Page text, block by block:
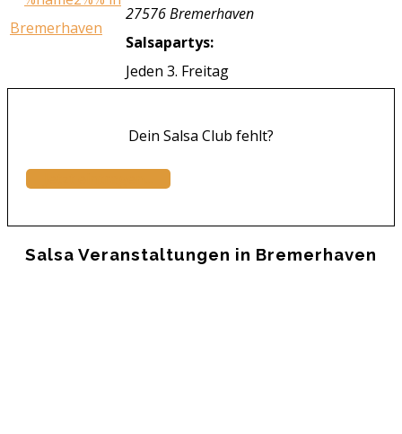
27576 Bremerhaven
Salsapartys:
Jeden 3. Freitag
Dein Salsa Club fehlt?
Salsa Veranstaltungen in Bremerhaven